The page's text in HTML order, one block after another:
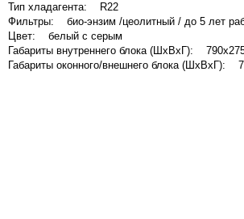
Тип хладагента: R22
Фильтры: био-энзим /цеолитный / до 5 лет
Цвет: белый с серым
Габариты внутреннего блока (ШхВхГ):
Габариты оконного/внешнего блока (ШхВхГ):